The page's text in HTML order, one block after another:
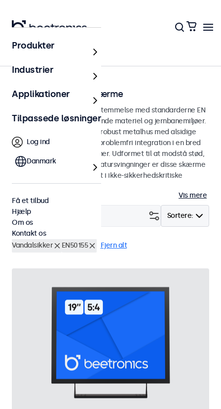
Hjem
EN 50155 jernbaneskærme
Skærme udviklet i overensstemmelse med standarderne EN
50155 og EN 45545-2 til rullende materiel og jernbanemiljøer.
Jernbaneskærmene har et robust metalhus med alsidige
monteringsmuligheder for problemfri integration i en bred
vifte af jernbaneapplikationer. Udformet til at modstå stød,
vibrationer, fugt og temperatursvingninger er disse skærme
konstrueret til pålidelig drift i ikke-sikkerhedskritiske
jernbaneapplikationer.
Vis mere
Sortere:
Filter (
Vandalsikker EN50155 Fjern alt
Produkter
Industrier
Applikationer
Tilpassede løsninger
Log ind
Danmark
Få et tilbud
Hjælp
Om os
Kontakt os